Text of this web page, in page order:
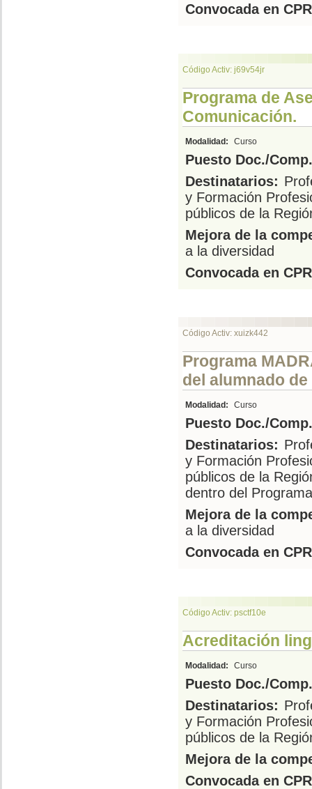
Convocada en
Código Activ: j69v54jr
Programa de
Comunicación.
Modalidad: Curso
Puesto Doc./
Destinatarios:
y Formación
públicos de la
Mejora de la
a la diversidad
Convocada en
Código Activ: xuizk442
Programa
del alumnado
Modalidad: Curso
Puesto Doc./
Destinatarios:
y Formación
públicos de la
dentro del
Mejora de la
a la diversidad
Convocada en
Código Activ: psctf10e
Acreditación
Modalidad: Curso
Puesto Doc./
Destinatarios:
y Formación
públicos de la
Mejora de la
Convocada en